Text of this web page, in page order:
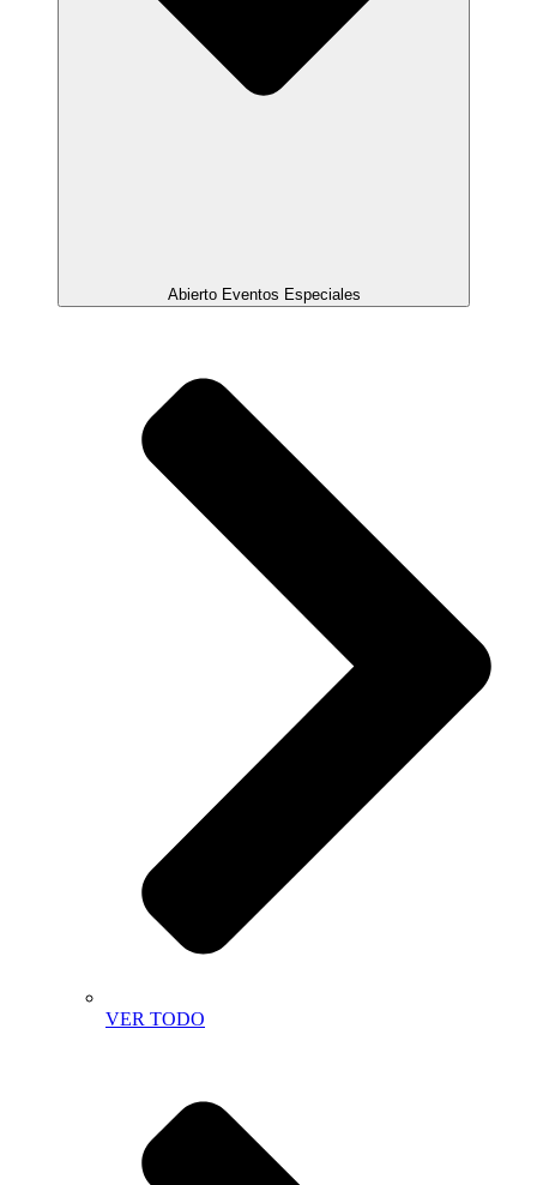
Abierto Eventos Especiales
VER TODO